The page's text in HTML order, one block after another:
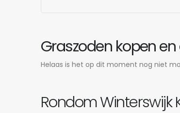
Graszoden kopen
Helaas is het op dit moment nog niet
Rondom Winterswijk